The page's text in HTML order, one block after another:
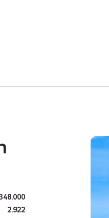
2.922